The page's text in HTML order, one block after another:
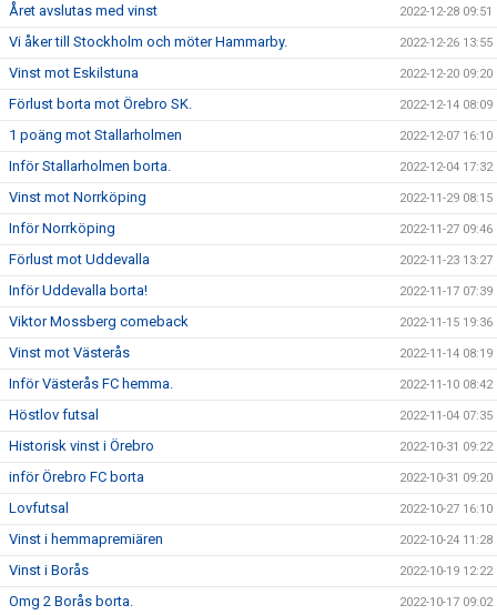
Året avslutas med vinst 2022-12-28 09:51
Vi åker till Stockholm och möter Hammarby. 2022-12-26 13:55
Vinst mot Eskilstuna 2022-12-20 09:20
Förlust borta mot Örebro SK. 2022-12-14 08:09
1 poäng mot Stallarholmen 2022-12-07 16:10
Inför Stallarholmen borta. 2022-12-04 17:32
Vinst mot Norrköping 2022-11-29 08:15
Inför Norrköping 2022-11-27 09:46
Förlust mot Uddevalla 2022-11-23 13:27
Inför Uddevalla borta! 2022-11-17 07:39
Viktor Mossberg comeback 2022-11-15 19:36
Vinst mot Västerås 2022-11-14 08:19
Inför Västerås FC hemma. 2022-11-10 08:42
Höstlov futsal 2022-11-04 07:35
Historisk vinst i Örebro 2022-10-31 09:22
inför Örebro FC borta 2022-10-31 09:20
Lovfutsal 2022-10-27 16:10
Vinst i hemmapremiären 2022-10-24 11:28
Vinst i Borås 2022-10-19 12:22
Omg 2 Borås borta. 2022-10-17 09:02